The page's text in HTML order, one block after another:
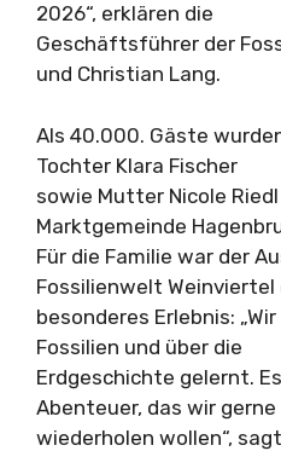
2026“, erklären die
Geschäftsführer der
und Christian Lang.
Als 40.000. Gäste
Tochter Klara Fischer
sowie Mutter Nicole
Marktgemeinde
Für die Familie war der
Fossilienwelt Weinviertel
besonderes Erlebnis:
Fossilien und über die
Erdgeschichte gelernt.
Abenteuer, das wir gerne
wiederholen wollen“,